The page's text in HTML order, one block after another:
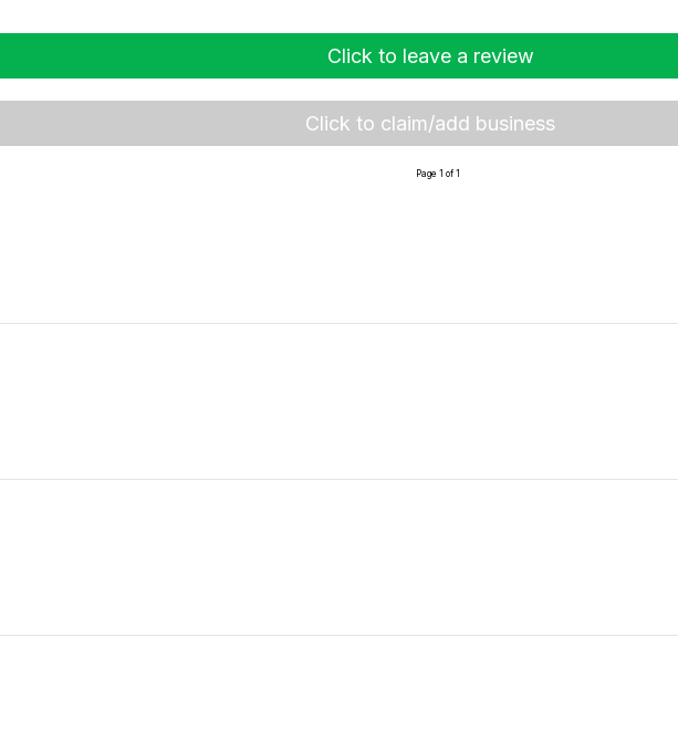
Click to leave a review
Click to claim/add business
Page 1 of 1